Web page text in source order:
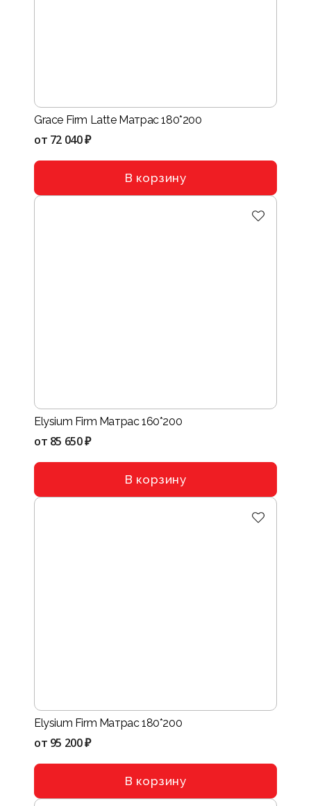
Grace Firm Latte Матрас 180*200
от 72 040 ₽
В корзину
Elysium Firm Матрас 160*200
от 85 650 ₽
В корзину
Elysium Firm Матрас 180*200
от 95 200 ₽
В корзину